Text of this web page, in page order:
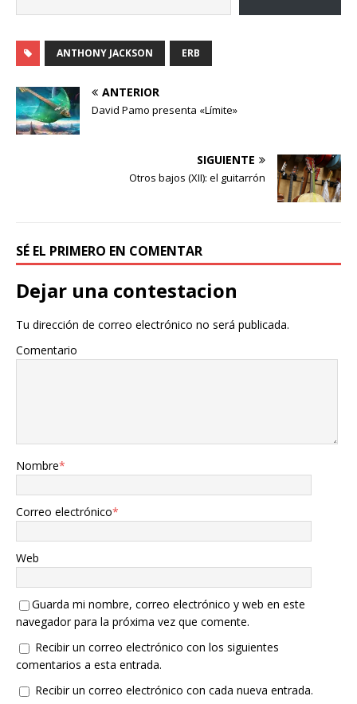
ANTHONY JACKSON ERB
ANTERIOR
David Pamo presenta «Límite»
SIGUIENTE
Otros bajos (XII): el guitarrón
SÉ EL PRIMERO EN COMENTAR
Dejar una contestacion
Tu dirección de correo electrónico no será publicada.
Comentario
Nombre*
Correo electrónico*
Web
Guarda mi nombre, correo electrónico y web en este
navegador para la próxima vez que comente.
Recibir un correo electrónico con los siguientes
comentarios a esta entrada.
Recibir un correo electrónico con cada nueva entrada.